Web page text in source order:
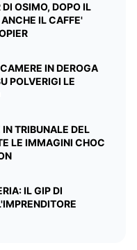
DI OSIMO, DOPO IL
IL CAFFE'
IN DEROGA
POLVERIGI LE
TRIBUNALE DEL
LE IMMAGINI CHOC
IL GIP DI